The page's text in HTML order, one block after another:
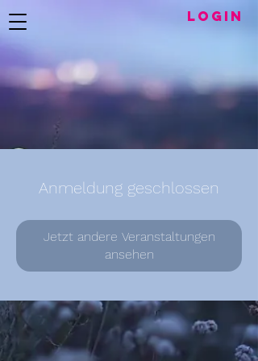
LogIN
Anmeldung geschlossen
Jetzt andere Veranstaltungen
ansehen